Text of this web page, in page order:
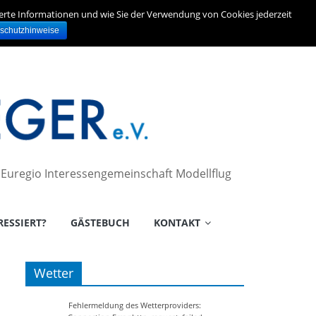
Interessengemeinschaft Modellflug
GÄSTEBUCH KONTAKT
Wetter
Fehlermeldung des Wetterproviders:
Informationen und wie Sie der Verwendung von Cookies jederzeit